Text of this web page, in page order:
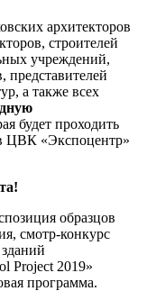
архитекторов
строителей
учреждений,
представителей
а также всех
будет проходить
ЦВК «Экспоцентр»
образцов
смотр-конкурс
Project 2019»
программа.